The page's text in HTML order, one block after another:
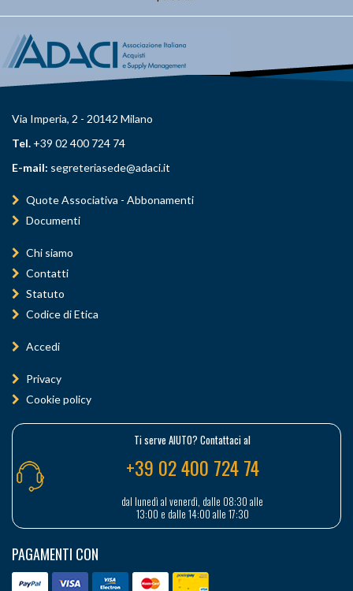
Via Imperia, 2 - 20142 Milano
Tel. +39 02 400 724 74
E-mail: segreteriasede@adaci.it
Quote Associativa - Abbonamenti
Documenti
Chi siamo
Contatti
Statuto
Codice di Etica
Accedi
Privacy
Cookie policy
Ti serve AIUTO? Contattaci al
+39 02 400 724 74
dal lunedì al venerdì, dalle 08:30 alle
13:00 e dalle 14:00 alle 17:30
PAGAMENTI CON